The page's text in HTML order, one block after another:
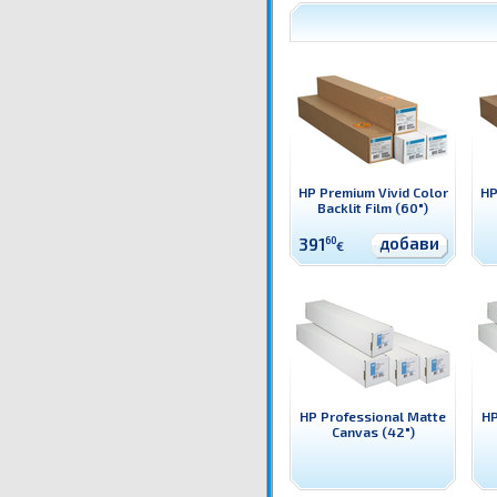
HP Premium Vivid Color
Backlit Film (60")
39160€ добави
HP Professional Matte
Canvas (42")